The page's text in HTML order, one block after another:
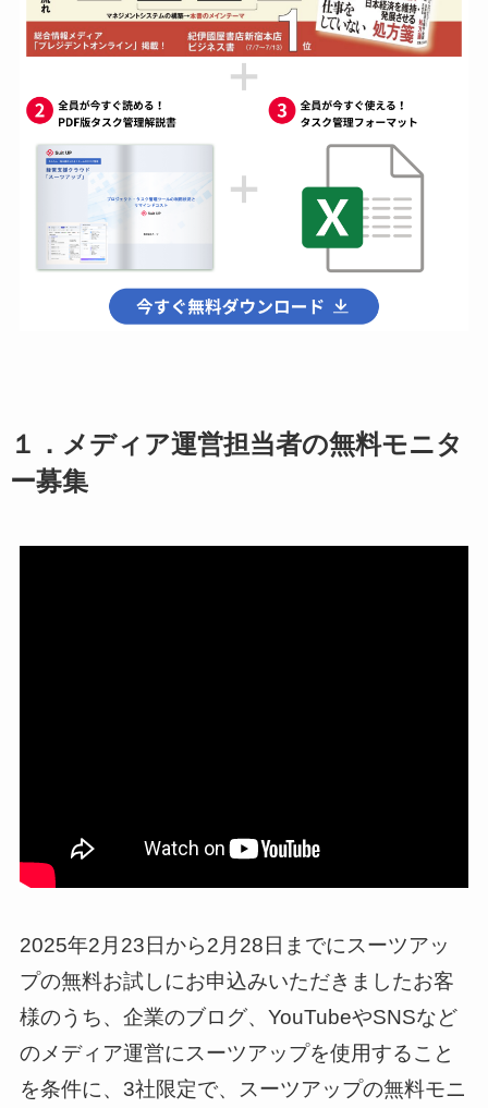
１．メディア運営担当者の無料モニタ
ー募集
2025年2月23日から2月28日までにスーツアッ
プの無料お試しにお申込みいただきましたお客
様のうち、企業のブログ、YouTubeやSNSなど
のメディア運営にスーツアップを使用すること
を条件に、3社限定で、スーツアップの無料モニ